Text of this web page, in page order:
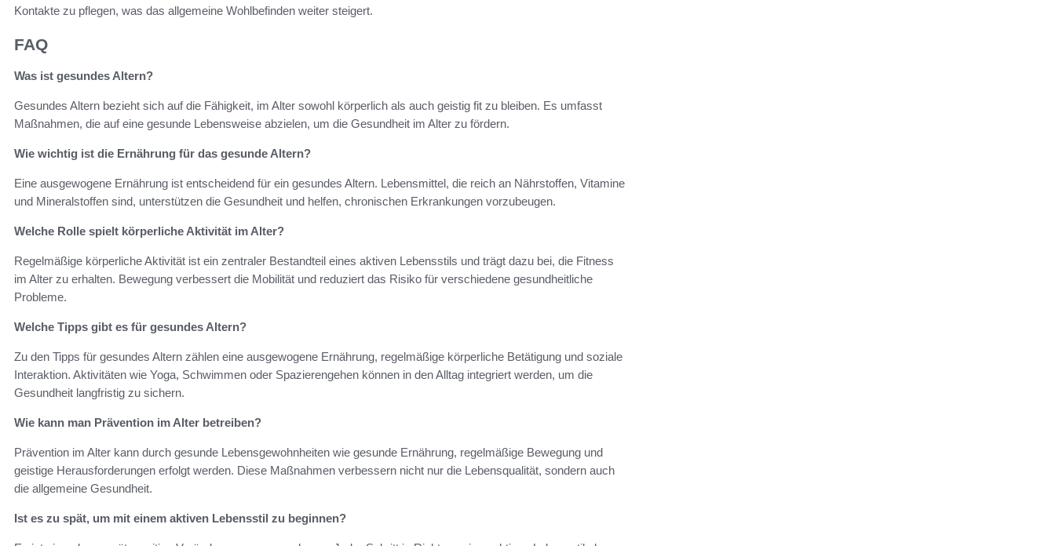
Kontakte zu pflegen, was das allgemeine Wohlbefinden weiter steigert.
FAQ
Was ist gesundes Altern?
Gesundes Altern bezieht sich auf die Fähigkeit, im Alter sowohl körperlich als auch geistig fit zu bleiben. Es umfasst
Maßnahmen, die auf eine gesunde Lebensweise abzielen, um die Gesundheit im Alter zu fördern.
Wie wichtig ist die Ernährung für das gesunde Altern?
Eine ausgewogene Ernährung ist entscheidend für ein gesundes Altern. Lebensmittel, die reich an Nährstoffen, Vitamine
und Mineralstoffen sind, unterstützen die Gesundheit und helfen, chronischen Erkrankungen vorzubeugen.
Welche Rolle spielt körperliche Aktivität im Alter?
Regelmäßige körperliche Aktivität ist ein zentraler Bestandteil eines aktiven Lebensstils und trägt dazu bei, die Fitness
im Alter zu erhalten. Bewegung verbessert die Mobilität und reduziert das Risiko für verschiedene gesundheitliche
Probleme.
Welche Tipps gibt es für gesundes Altern?
Zu den Tipps für gesundes Altern zählen eine ausgewogene Ernährung, regelmäßige körperliche Betätigung und soziale
Interaktion. Aktivitäten wie Yoga, Schwimmen oder Spazierengehen können in den Alltag integriert werden, um die
Gesundheit langfristig zu sichern.
Wie kann man Prävention im Alter betreiben?
Prävention im Alter kann durch gesunde Lebensgewohnheiten wie gesunde Ernährung, regelmäßige Bewegung und
geistige Herausforderungen erfolgt werden. Diese Maßnahmen verbessern nicht nur die Lebensqualität, sondern auch
die allgemeine Gesundheit.
Ist es zu spät, um mit einem aktiven Lebensstil zu beginnen?